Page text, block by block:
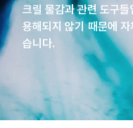
크릴 물감과 관련 도구
용해되지 않기 때문에
습니다.